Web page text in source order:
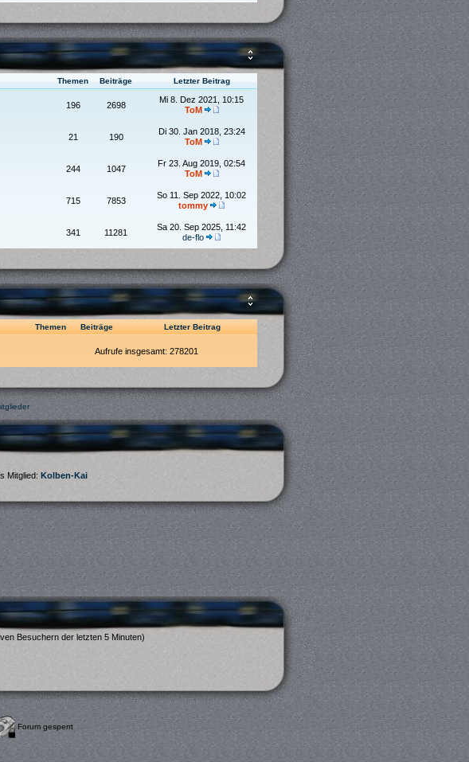
Themen Beiträge Letzter Beitrag
196 2698
Mi 8. Dez 2021, 10:15
ToM
21 190
Di 30. Jan 2018, 23:24
ToM
244 1047
Fr 23. Aug 2019, 02:54
ToM
715 7853
So 11. Sep 2022, 10:02
tommy
341 11281
Sa 20. Sep 2025, 11:42
de-flo
Themen Beiträge Letzter Beitrag
Aufrufe insgesamt: 278201
Mitglied: Kolben-Kai
Besuchern der letzten 5 Minuten)
Forum gesperrt